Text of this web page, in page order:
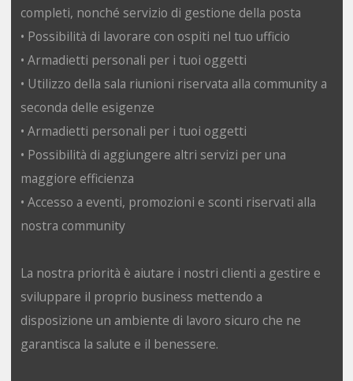
completi, nonché servizio di gestione della posta
• Possibilità di lavorare con ospiti nel tuo ufficio
• Armadietti personali per i tuoi oggetti
• Utilizzo della sala riunioni riservata alla community a
seconda delle esigenze
• Armadietti personali per i tuoi oggetti
• Possibilità di aggiungere altri servizi per una
maggiore efficienza
• Accesso a eventi, promozioni e sconti riservati alla
nostra community
La nostra priorità è aiutare i nostri clienti a gestire e
sviluppare il proprio business mettendo a
disposizione un ambiente di lavoro sicuro che ne
garantisca la salute e il benessere.